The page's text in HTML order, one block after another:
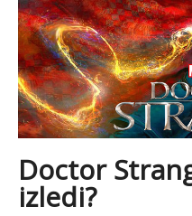
Doctor
izledi?